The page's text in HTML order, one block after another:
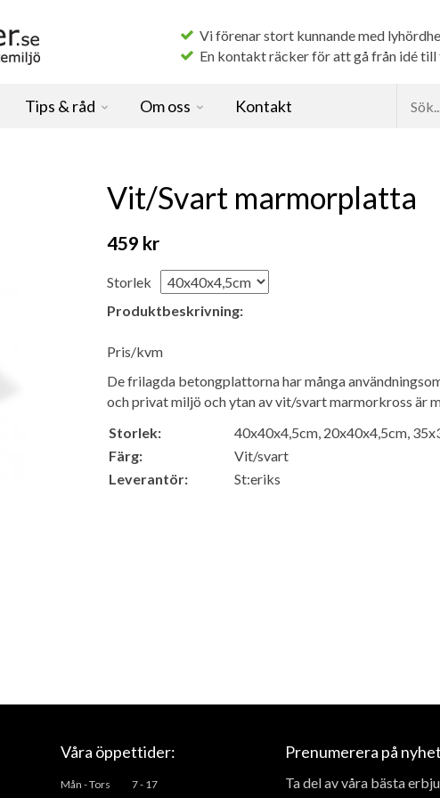
Vi förenar stort kunnande med
En kontakt räcker för att gå från idé
Tips & råd Om oss Kontakt
Vit/Svart marmorplatta
459 kr
Storlek
Produktbeskrivning:
Pris/kvm
De frilagda betongplattorna har många
och privat miljö och ytan av vit/svart marmorkross är
Storlek:
40x40x4,5cm, 20x40x4,5cm,
Färg:
Vit/svart
Leverantör:
St:eriks
Våra öppettider:
Mån - Tors 7 - 17
Prenumerera på
Ta del av våra bästa